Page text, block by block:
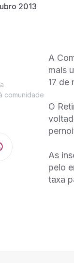
2013
comunidade
A
mais
17 de
O
As
pelo
taxa